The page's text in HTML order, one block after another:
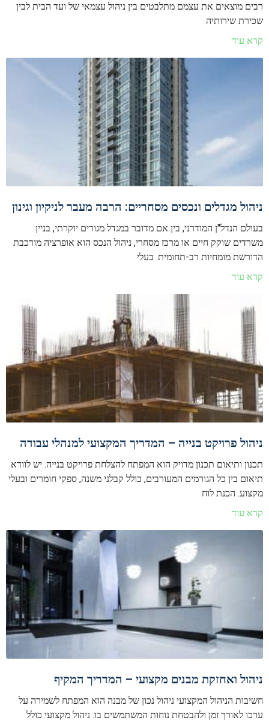
רבים מוצאים את עצמם מתלבטים בין ניהול עצמאי של ועד הבית לבין
שכירת שירותיה
קרא עוד
ניהול מגדלים ונכסים מסחריים: הרבה מעבר לניקיון וגינון
בעולם הנדל"ן המודרני, בין אם מדובר במגדל מגורים יוקרתי, בניין
משרדים שוקק חיים או מרכז מסחרי, ניהול הנכס הוא אופרציה מורכבת
הדורשת מומחיות רב-תחומית. בעלי
קרא עוד
ניהול פרויקט בנייה – המדריך המקצועי למנהלי עבודה
תכנון ותיאום תכנון מדויק הוא המפתח להצלחת פרויקט בנייה. יש לוודא
תיאום בין כל הגורמים המעורבים, כולל קבלני משנה, ספקי חומרים ובעלי
מקצוע. הכנת לוח
קרא עוד
ניהול ואחזקת מבנים מקצועי – המדריך המקיף
חשיבות הניהול המקצועי ניהול נכון של מבנה הוא המפתח לשמירה על
ערכו לאורך זמן ולהבטחת נוחות המשתמשים בו. ניהול מקצועי כולל